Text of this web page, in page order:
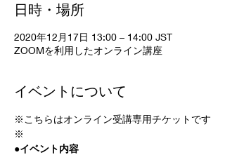
日時・場所
2020年12月17日 13:00 – 14:00 JST
ZOOMを利用したオンライン講座
イベントについて
※こちらはオンライン受講専用チケットです
※
●イベント内容